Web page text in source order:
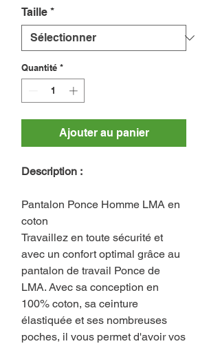
Taille *
Quantité *
Ajouter au panier
Description :
Pantalon Ponce Homme LMA en
coton
Travaillez en toute sécurité et
avec un confort optimal grâce au
pantalon de travail Ponce de
LMA. Avec sa conception en
100% coton, sa ceinture
élastiquée et ses nombreuses
poches, il vous permet d'avoir vos